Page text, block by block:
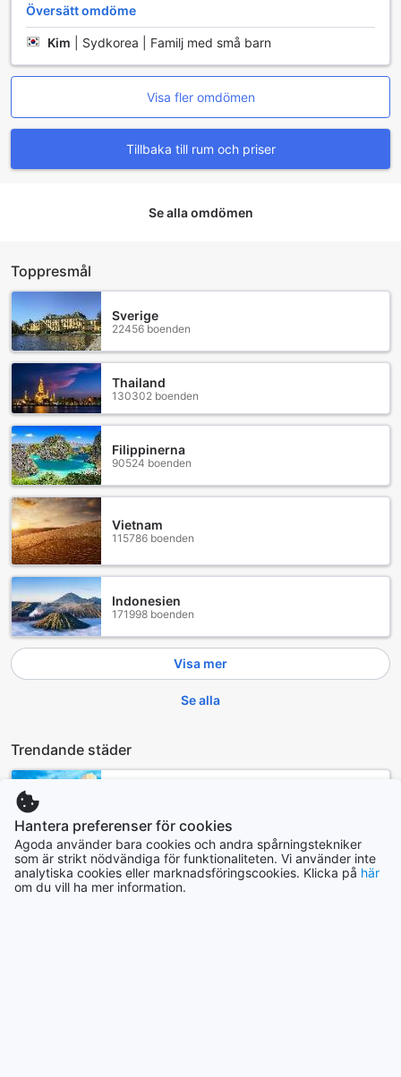
Översätt omdöme
Kim Sydkorea | Familj med små barn
Visa fler omdömen
Tillbaka till rum och priser
Se alla omdömen
Toppresmål
Sverige
22456 boenden
Thailand
130302 boenden
Filippinerna
90524 boenden
Vietnam
115786 boenden
Indonesien
171998 boenden
Visa mer
Se alla
Trendande städer
Seoul
Sydkorea
Hantera preferenser för cookies
Agoda använder bara cookies och andra spårningstekniker
som är strikt nödvändiga för funktionaliteten. Vi använder inte
analytiska cookies eller marknadsföringscookies. Klicka på här
om du vill ha mer information.